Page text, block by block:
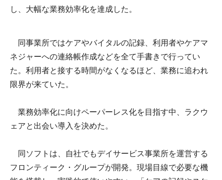
し、大幅な業務効率化を達成した。
同事業所ではケアやバイタルの記録、利用者やケアマ
ネジャーへの連絡帳作成などを全て手書きで行ってい
た。利用者と接する時間がなくなるほど、業務に追われ
限界が来ていた。
業務効率化に向けペーパーレス化を目指す中、ラクウ
ェアと出会い導入を決めた。
同ソフトは、自社でもデイサービス事業所を運営する
フロンティーク・グループが開発。現場目線で必要な機